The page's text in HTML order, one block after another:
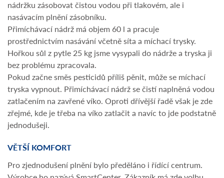
nádržku zásobovat čistou vodou při tlakovém, ale i
nasávacím plnění zásobníku.
Přimíchávací nádrž má objem 60 l a pracuje
prostřednictvím nasávání včetně síta a míchací trysky.
Hořkou sůl z pytle 25 kg jsme vysypali do nádrže a tryska ji
bez problému zpracovala.
Pokud začne směs pesticidů příliš pěnit, může se míchací
tryska vypnout. Přimíchávací nádrž se čistí naplněná vodou
zatlačením na zavřené víko. Oproti dřívější řadě však je zde
zřejmé, kde je třeba na víko zatlačit a navíc to jde podstatně
jednodušeji.
VĚTŠÍ KOMFORT
Pro zjednodušení plnění bylo předěláno i řídící centrum.